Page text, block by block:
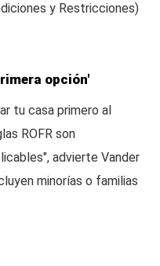
y Restricciones)
opción'
tu casa primero al
ROFR son
advierte Vander
minorías o familias